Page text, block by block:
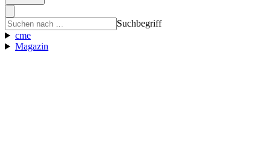
Suchbegriff
cme
Magazin